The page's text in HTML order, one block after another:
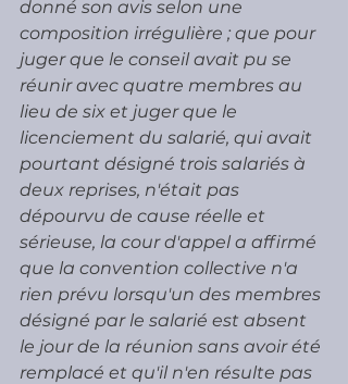
donné son avis selon une
composition irrégulière ; que pour
juger que le conseil avait pu se
réunir avec quatre membres au
lieu de six et juger que le
licenciement du salarié, qui avait
pourtant désigné trois salariés à
deux reprises, n'était pas
dépourvu de cause réelle et
sérieuse, la cour d'appel a affirmé
que la convention collective n'a
rien prévu lorsqu'un des membres
désigné par le salarié est absent
le jour de la réunion sans avoir été
remplacé et qu'il n'en résulte pas